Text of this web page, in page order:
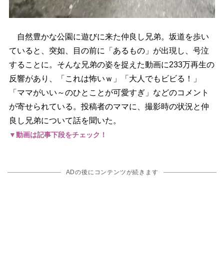
自然豊かな公園に遊びに来た仲良し兄弟。坂道を歩い
ていると、突如、目の前に「あるもの」が出現し、号泣
することに。そんな兄弟の姿を捉えた動画に233万再生の
反響があり、「これは怖いｗ」「大人でもビビる！」
「ママがいい～のひとことが可愛すぎ」などのコメント
が寄せられている。投稿者のママに、撮影時の状況と仲
良し兄弟について話を聞いた。
▼動画は記事下段をチェック！
ADの後にコンテンツが続きます